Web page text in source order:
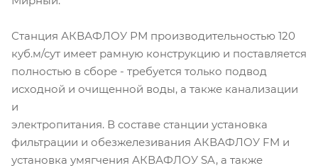
Станция АКВАФЛОУ РМ производительностью 120
куб.м/сут имеет рамную конструкцию и поставляется
полностью в сборе - требуется только подвод
исходной и очищенной воды, а также канализации
и
электропитания. В составе станции установка
фильтрации и обезжелезивания АКВАФЛОУ FM и
установка умягчения АКВАФЛОУ SA, а также